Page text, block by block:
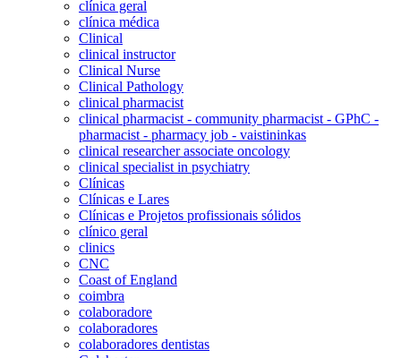
clínica geral
clínica médica
Clinical
clinical instructor
Clinical Nurse
Clinical Pathology
clinical pharmacist
clinical pharmacist - community pharmacist - GPhC -
pharmacist - pharmacy job - vaistininkas
clinical researcher associate oncology
clinical specialist in psychiatry
Clínicas
Clínicas e Lares
Clínicas e Projetos profissionais sólidos
clínico geral
clinics
CNC
Coast of England
coimbra
colaboradore
colaboradores
colaboradores dentistas